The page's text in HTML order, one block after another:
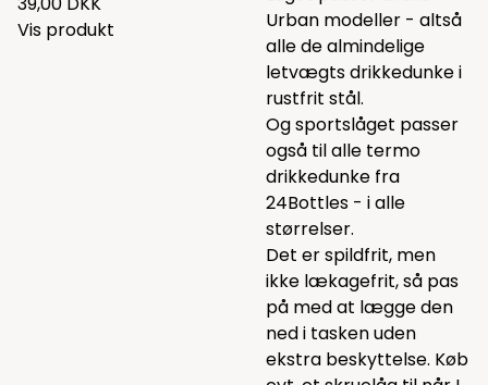
Vis produkt
Urban modeller - altså
alle de almindelige
letvægts drikkedunke i
rustfrit stål.
Og sportslåget passer
også til alle termo
drikkedunke fra
24Bottles - i alle
størrelser.
Det er spildfrit, men
ikke lækagefrit, så pas
på med at lægge den
ned i tasken uden
ekstra beskyttelse. Køb